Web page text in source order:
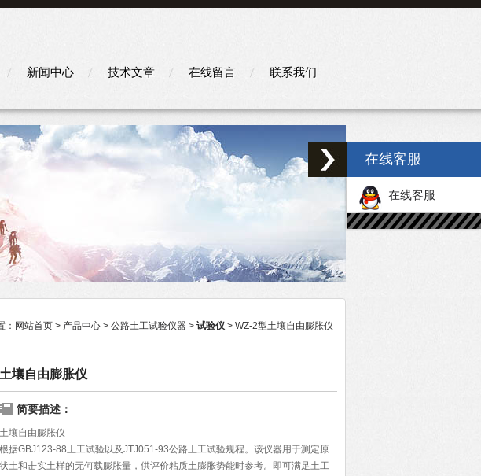
新闻中心 技术文章 在线留言 联系我们
： 网站首页 > 产品中心 > 公路土工试验仪器 > 试验仪 > WZ-2型土壤自由膨胀仪
土壤自由膨胀仪
简要描述：
土壤自由膨胀仪
根据GBJ123-88土工试验以及JTJ051-93公路土工试验规程。该仪器用于测定原
状土和击实土样的无何载膨胀量，供评价粘质土膨胀势能时参考。即可满足土工
在线客服
在线客服